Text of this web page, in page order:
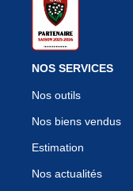
NOS SERVICES
Nos outils
Nos biens vendus
Estimation
Nos actualités